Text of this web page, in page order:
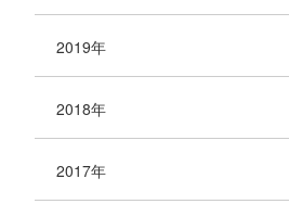
2019年
2018年
2017年